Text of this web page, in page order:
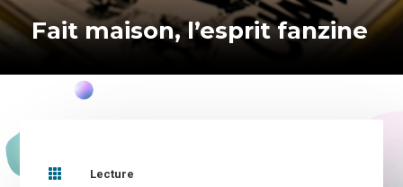
Fait maison, l’esprit fanzine
 Lecture